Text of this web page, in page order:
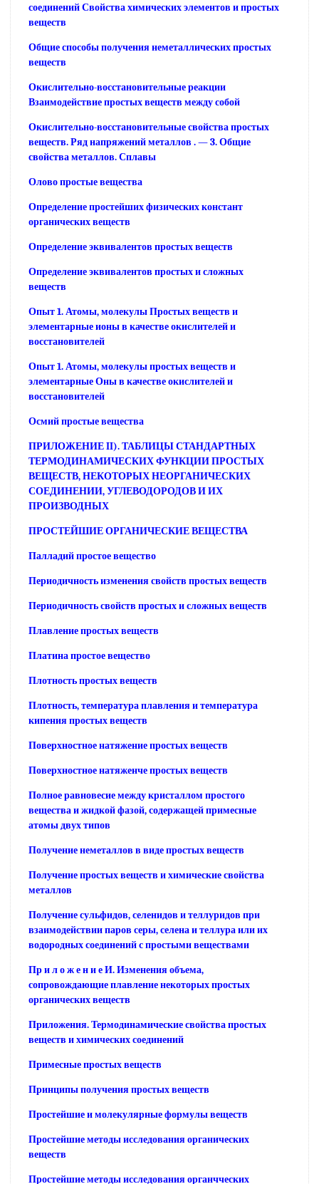
соединений Свойства химических элементов и простых
веществ
Общие способы получения неметаллических простых
веществ
Окислительно-восстановительные реакции
Взаимодействие простых веществ между собой
Окислительно-восстановительные свойства простых
веществ. Ряд напряжений металлов . — 3. Общие
свойства металлов. Сплавы
Олово простые вещества
Определение простейших физических констант
органических веществ
Определение эквивалентов простых веществ
Определение эквивалентов простых и сложных
веществ
Опыт 1. Атомы, молекулы Простых веществ и
элементарные ионы в качестве окислителей и
восстановителей
Опыт 1. Атомы, молекулы простых веществ и
элементарные Оны в качестве окислителей и
восстановителей
Осмий простые вещества
ПРИЛОЖЕНИЕ II). ТАБЛИЦЫ СТАНДАРТНЫХ
ТЕРМОДИНАМИЧЕСКИХ ФУНКЦИИ ПРОСТЫХ
ВЕЩЕСТВ, НЕКОТОРЫХ НЕОРГАНИЧЕСКИХ
СОЕДИНЕНИИ, УГЛЕВОДОРОДОВ И ИХ
ПРОИЗВОДНЫХ
ПРОСТЕЙШИЕ ОРГАНИЧЕСКИЕ ВЕЩЕСТВА
Палладий простое вещество
Периодичность изменения свойств простых веществ
Периодичность свойств простых и сложных веществ
Плавление простых веществ
Платина простое вещество
Плотность простых веществ
Плотность, температура плавления и температура
кипения простых веществ
Поверхностное натяжение простых веществ
Поверхностное натяженче простых веществ
Полное равновесие между кристаллом простого
вещества и жидкой фазой, содержащей примесные
атомы двух типов
Получение неметаллов в виде простых веществ
Получение простых веществ и химические свойства
металлов
Получение сульфидов, селенидов и теллуридов при
взаимодействии паров серы, селена и теллура или их
водородных соединений с простыми веществами
Пр и л о ж е н и е И. Изменения объема,
сопровождающие плавление некоторых простых
органических веществ
Приложения. Термодинамические свойства простых
веществ и химических соединений
Примесные простых веществ
Принципы получения простых веществ
Простейшие и молекулярные формулы веществ
Простейшие методы исследования органических
веществ
Простейшие методы исследования органчческих